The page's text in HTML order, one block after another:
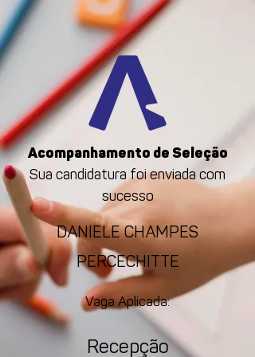
Acompanhamento de Seleção
Sua candidatura foi enviada com
sucesso
DANIELE CHAMPES
PERCECHITTE
Vaga Aplicada:
Recepção